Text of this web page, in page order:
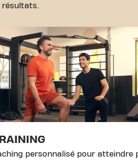
résultats.
personnalisé pour atteindre